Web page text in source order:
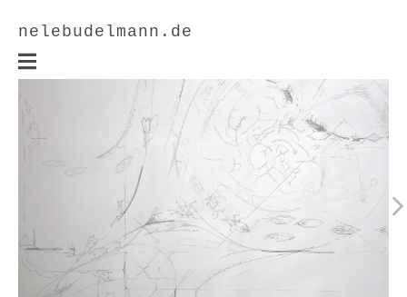
nelebudelmann.de